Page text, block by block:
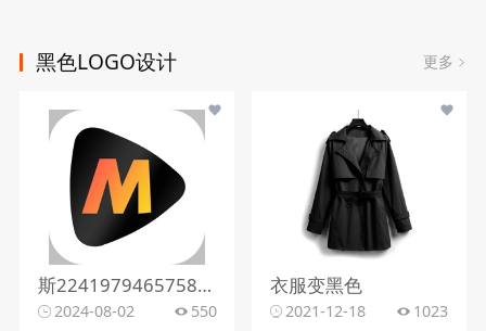
黑色LOGO设计 更多
斯2241979465758341471黑色简约图标
2024-08-02 550
衣服变黑色
2021-12-18 1023